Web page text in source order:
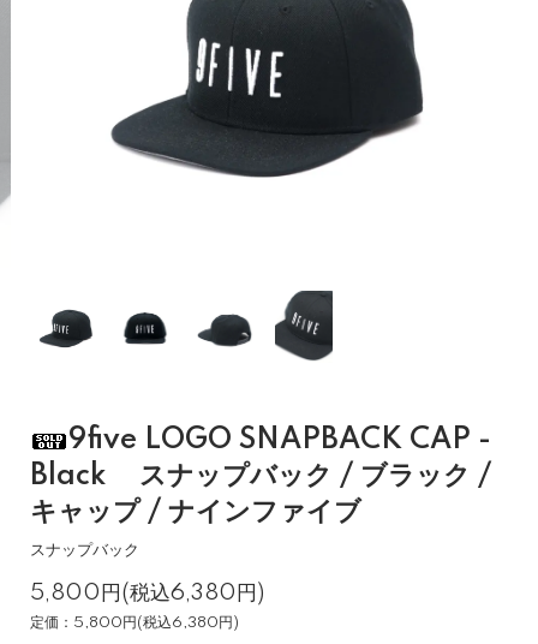
9five LOGO SNAPBACK CAP -
Black スナップバック / ブラック /
キャップ / ナインファイブ
スナップバック
5,800円(税込6,380円)
定価：5,800円(税込6,380円)